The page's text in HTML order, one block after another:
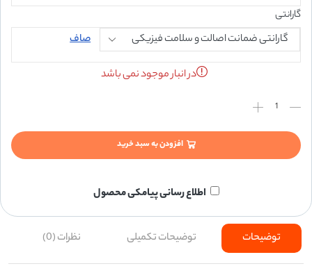
گارانتی
صاف
در انبار موجود نمی باشد
افزودن به سبد خرید
اطلاع رسانی پیامکی محصول
توضیحات توضیحات تکمیلی نظرات (0)